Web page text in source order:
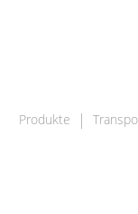
Produkte |